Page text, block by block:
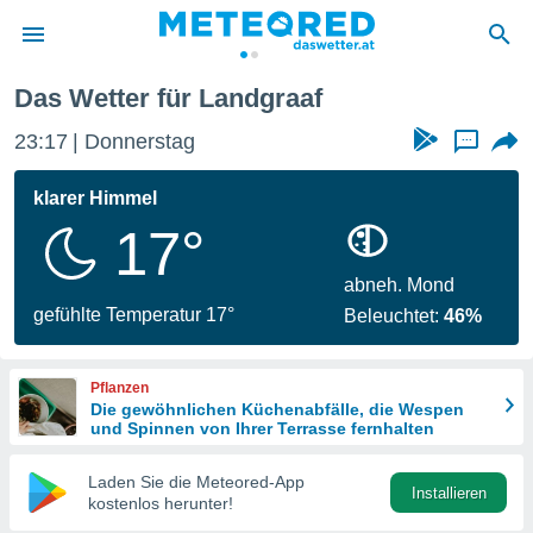
wurde
dass
sind.
diese
Das Wetter für Landgraaf
23:17 Donnerstag ...
klarer Himmel
17°
gefühlte Temperatur 17°
abneh. Mond
Beleuchtet:46%
Pflanzen
Die gewöhnlichen Küchenabfälle, die Wespen
und Spinnen von Ihrer Terrasse fernhalten
Laden Sie die Meteored-App
kostenlos herunter!
Installieren